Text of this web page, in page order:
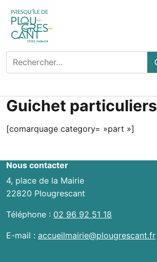
Rechercher
sur
site
Guichet particuliers
[comarquage category= »part »]
Nous contacter
4, place de la Mairie
22820 Plougrescant
Téléphone : 02 96 92 51 18
E-mail : accueilmairie@plougrescant.fr